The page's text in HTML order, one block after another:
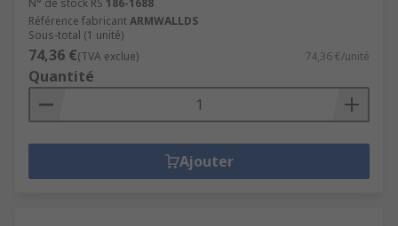
N° de stock RS 186-1688
Référence fabricantARMWALLDS
Sous-total (1 unité)
74,36 €(TVA exclue) 74,36 €/unité
Quantité
Ajouter